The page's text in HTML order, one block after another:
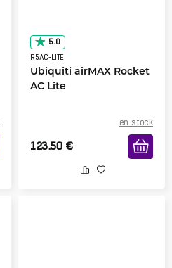
5.0
R5AC-LITE
Ubiquiti airMAX Rocket
AC Lite
en stock
123.50 €